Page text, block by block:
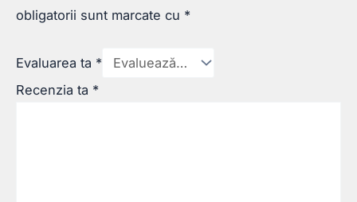
obligatorii sunt marcate cu *
Evaluarea ta *
Recenzia ta *